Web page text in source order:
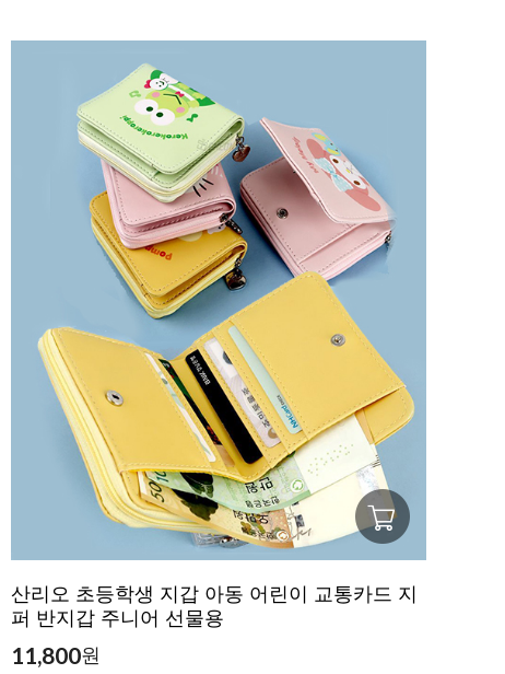
산리오 초등학생 지갑 아동 어린이 교통카드 지
퍼 반지갑 주니어 선물용
11,800원